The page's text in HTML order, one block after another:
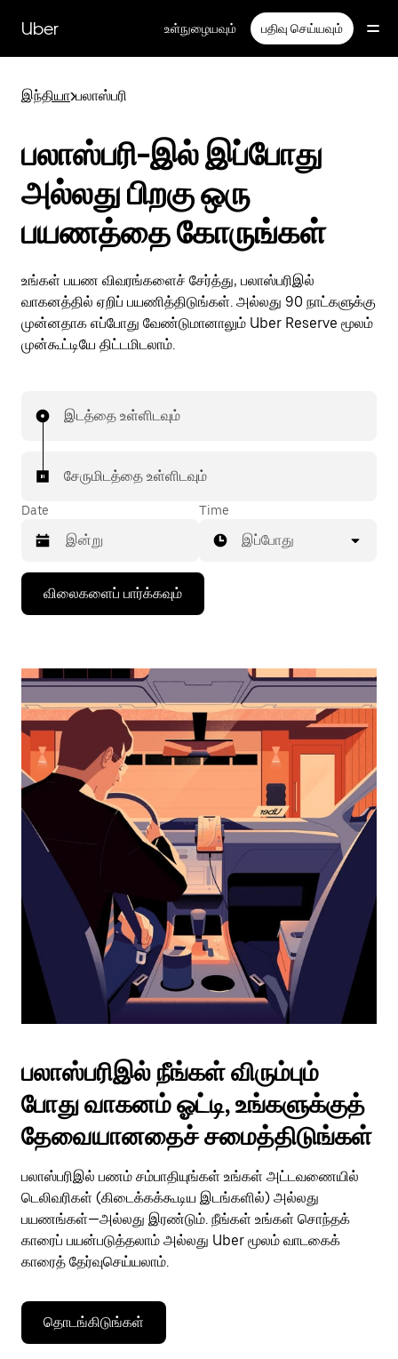
பக்கத்திற்குச்
செல்லவும்
Uber உள்நுழையவும் பதிவு செய்யவும்
இந்தியா>பலாஸ்பரி
பலாஸ்பரி-இல் இப்போது
அல்லது பிறகு ஒரு
பயணத்தை கோருங்கள்
உங்கள் பயண விவரங்களைச் சேர்த்து, பலாஸ்பரிஇல்
வாகனத்தில் ஏறிப் பயணித்திடுங்கள். அல்லது 90 நாட்களுக்கு
முன்னதாக எப்போது வேண்டுமானாலும் Uber Reserve மூலம்
முன்கூட்டியே திட்டமிடலாம்.
இடத்தை உள்ளிடவும்
சேருமிடத்தை உள்ளிடவும்
Date
கீழ்நோக்கிய
அம்புக்குறியை
அழுத்தி
தேர்ந்தெடுக்கவும்.
மூட
எஸ்கேப்
பொத்தான்
அழுத்தவும்.
Time
இப்போது
விலைகளைப் பார்க்கவும்
பலாஸ்பரிஇல் நீங்கள் விரும்பும்
போது வாகனம் ஓட்டி, உங்களுக்குத்
தேவையானதைச் சமைத்திடுங்கள்
பலாஸ்பரிஇல் பணம் சம்பாதியுங்கள் உங்கள் அட்டவணையில்
டெலிவரிகள் (கிடைக்கக்கூடிய இடங்களில்) அல்லது
பயணங்கள்—அல்லது இரண்டும். நீங்கள் உங்கள் சொந்தக்
காரைப் பயன்படுத்தலாம் அல்லது Uber மூலம் வாடகைக்
காரைத் தேர்வுசெய்யலாம்.
தொடங்கிடுங்கள்